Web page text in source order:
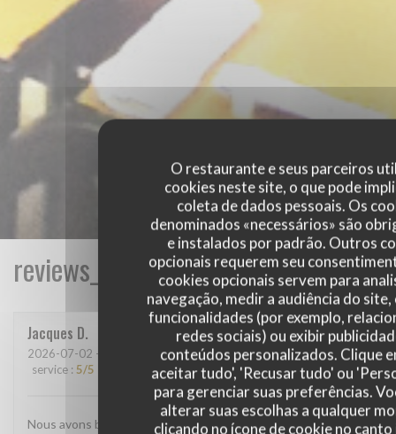
O restaurante e seus parceiros
cookies neste site, o que pode
coleta de dados pessoais. Os
denominados «necessários» são
e instalados por padrão. Outros
opcionais requerem seu
cookies opcionais servem para
navegação, medir a audiência do
funcionalidades (por exemplo,
redes sociais) ou exibir
conteúdos personalizados. Clique
aceitar tudo', 'Recusar tudo' ou
para gerenciar suas preferências.
alterar suas escolhas a qualquer
clicando no ícone de cookie no
Jacques D
2026-07-02 - 19:00 - guests 2
service : 5/5 :4/5 menu:5/5 quality_price: 5/5
Nous avons beaucoup aimé le shashimi Akasaka. Les poissons